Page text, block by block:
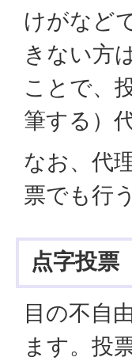
けがなど
きない方
ことで、
筆する）
なお、代
票でも行
点字投票
目の不自
ます。投